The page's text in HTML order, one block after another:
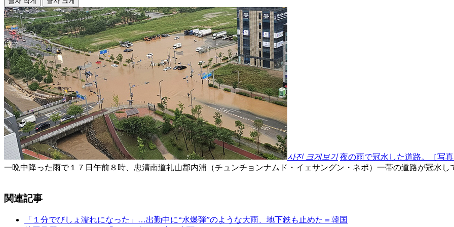
사진 크게보기 夜の雨で冠水した道路。［写
一晩中降った雨で１７日午前８時、忠清南道礼山郡内浦（チュンチョンナムド・イェサングン・ネポ）一帯の道路が冠水し
関連記事
「１分でびしょ濡れになった」…出勤中に“水爆弾”のような大雨、地下鉄も止めた＝韓国